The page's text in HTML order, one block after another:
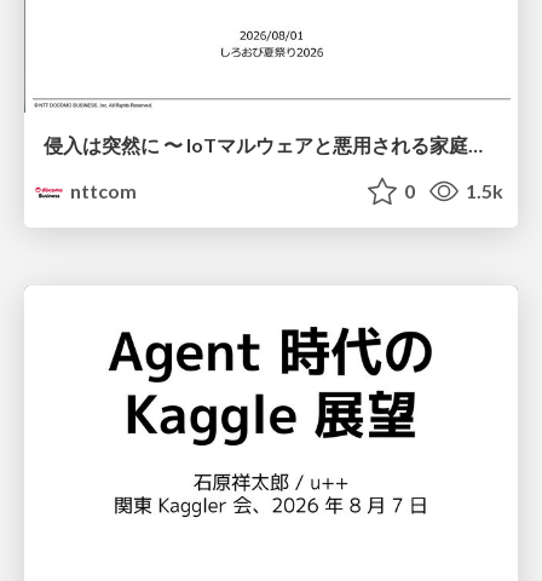
侵入は突然に 〜 IoTマルウェアと悪用される家庭の機器 ～ / When Intrusion Strikes: IoT Malware and the Abuse of Home Devices
nttcom
0 1.5k